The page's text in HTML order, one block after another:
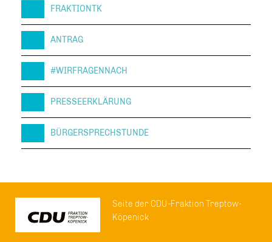
FRAKTIONTK
ANTRAG
#WIRFRAGENNACH
PRESSEERKLÄRUNG
BÜRGERSPRECHSTUNDE
Seite der CDU-Fraktion Treptow-
Köpenick